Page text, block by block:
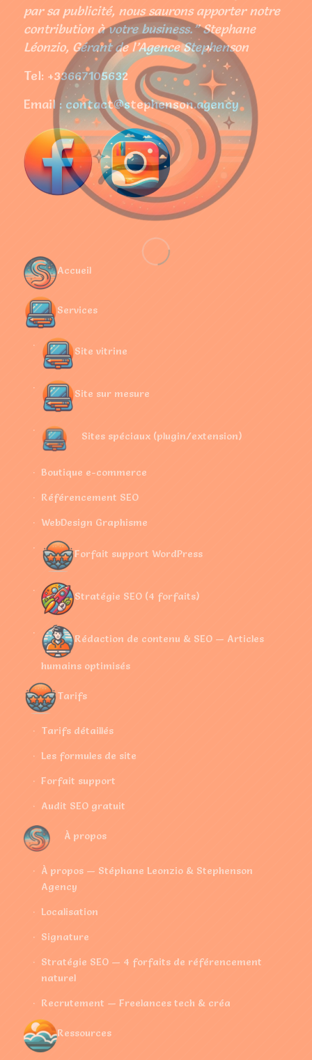
par sa publicité, nous saurons apporter notre
contribution à votre business.” Stephane
Léonzio, Gérant de l’Agence Stephenson
Tel: +33667105632
Email : contact@stephenson.agency
Accueil
Services
Site vitrine
Site sur mesure
Sites spéciaux (plugin/extension)
Boutique e-commerce
Référencement SEO
WebDesign Graphisme
Forfait support WordPress
Stratégie SEO (4 forfaits)
Rédaction de contenu & SEO — Articles
humains optimisés
Tarifs
Tarifs détaillés
Les formules de site
Forfait support
Audit SEO gratuit
À propos
À propos — Stéphane Leonzio & Stephenson
Agency
Localisation
Signature
Stratégie SEO — 4 forfaits de référencement
naturel
Recrutement — Freelances tech & créa
Ressources